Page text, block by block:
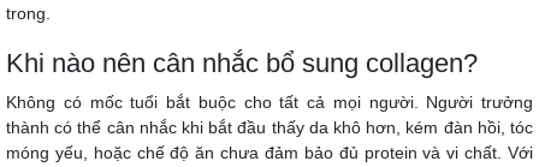
trong.
Khi nào nên cân nhắc bổ sung collagen?
Không có mốc tuổi bắt buộc cho tất cả mọi người. Người trưởng
thành có thể cân nhắc khi bắt đầu thấy da khô hơn, kém đàn hồi, tóc
móng yếu, hoặc chế độ ăn chưa đảm bảo đủ protein và vi chất. Với